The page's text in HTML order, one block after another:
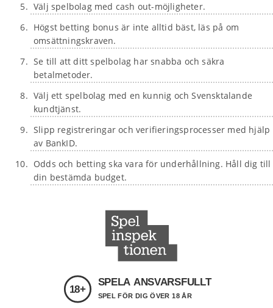
Välj spelbolag med cash out-möjligheter.
Högst betting bonus är inte alltid bäst, läs på om
omsättningskraven.
Se till att ditt spelbolag har snabba och säkra
betalmetoder.
Välj ett spelbolag med en kunnig och Svensktalande
kundtjänst.
Slipp registreringar och verifieringsprocesser med hjälp
av BankID.
Odds och betting ska vara för underhållning. Håll dig till
din bestämda budget.
18+
SPELA ANSVARSFULLT
SPEL FÖR DIG ÖVER 18 ÅR